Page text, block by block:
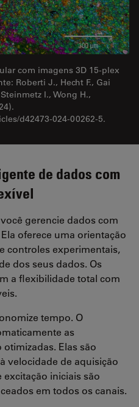
com imagens 3D 15-plex
Roberti J., Hecht F., Gai
I., Wong H.,
d42473-024-00262-5.
de dados com
gerencie dados com
oferece uma orientação
controles experimentais,
dos seus dados. Os
a flexibilidade total com
tempo. O
as
Elas são
velocidade de aquisição
excitação iniciais são
em todos os canais.